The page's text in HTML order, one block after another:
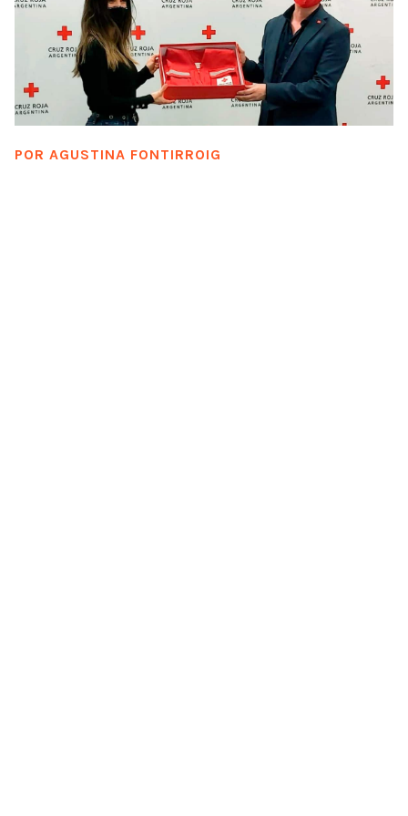
POR AGUSTINA FONTIRROIG